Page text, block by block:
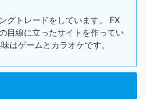
グトレードをしています。 FX
目線に立ったサイトを作ってい
はゲームとカラオケです。